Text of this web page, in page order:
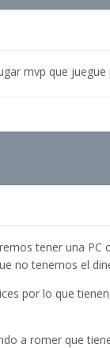
mvp que
tener una PC
no tenemos el
por lo que
a romer que